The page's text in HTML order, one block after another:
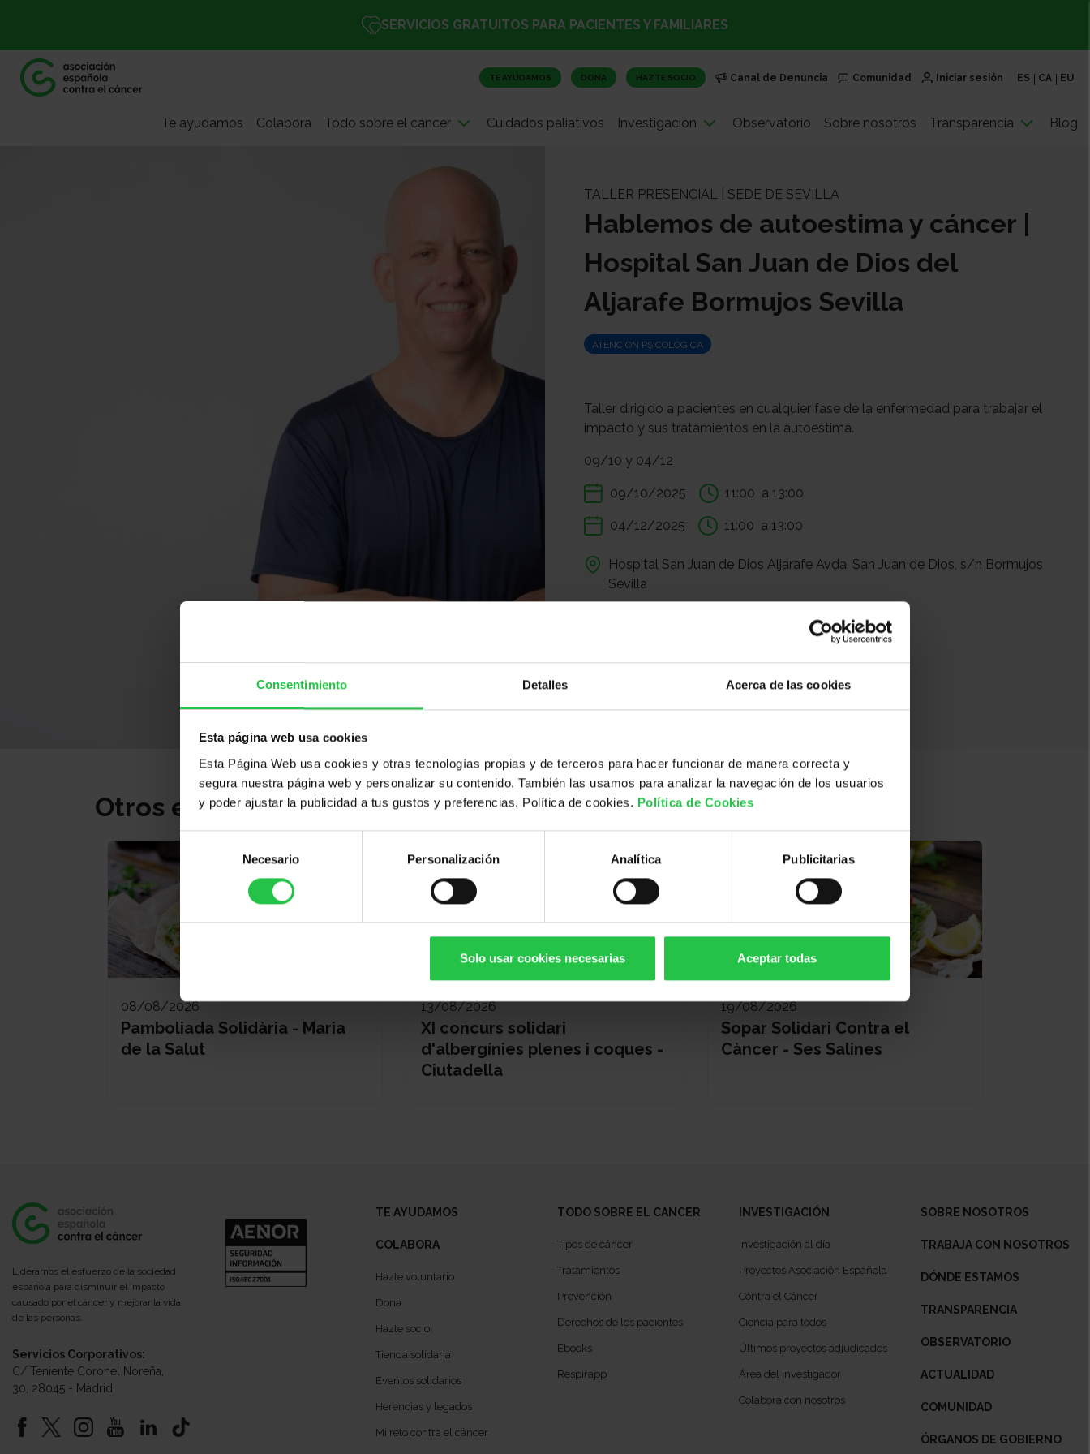
Consentimiento Detalles Acerca de las cookies
Esta página web usa cookies
Esta Página Web usa cookies y otras tecnologías propias y de terceros para hacer funcionar de manera correcta y
segura nuestra página web y personalizar su contenido. También las usamos para analizar la navegación de los usuarios
y poder ajustar la publicidad a tus gustos y preferencias. Política de cookies. Política de Cookies
Selección
consentimiento
Necesario Personalización Analítica Publicitarias
Solo usar cookies necesarias Aceptar todas
SERVICIOS GRATUITOS PARA PACIENTES Y FAMILIARES
TE AYUDAMOS DONA HAZTE SOCIO Canal de Denuncia Comunidad Iniciar sesión ES CA EU
Te ayudamos Colabora Todo sobre el cáncer Cuidados paliativos Investigación Observatorio Sobre nosotros Transparencia Blog
TALLER PRESENCIAL | SEDE DE SEVILLA
Hablemos de autoestima y cáncer |
Hospital San Juan de Dios del
Aljarafe Bormujos Sevilla
ATENCIÓN PSICOLÓGICA
Taller dirigido a pacientes en cualquier fase de la enfermedad para trabajar el
impacto y sus tratamientos en la autoestima.
09/10 y 04/12
09/10/2025 11:00 a 13:00
04/12/2025 11:00 a 13:00
Hospital San Juan de Dios Aljarafe Avda. San Juan de Dios, s/n Bormujos
Sevilla
+ Añadir a mi calendario
Otros eventos
08/08/2026
Pamboliada Solidària - Maria
de la Salut
13/08/2026
XI concurs solidari
d'albergínies plenes i coques -
Ciutadella
19/08/2026
Sopar Solidari Contra el
Càncer - Ses Salines
Lideramos el esfuerzo de la sociedad
española para disminuir el impacto
causado por el cáncer y mejorar la vida
de las personas.
Servicios Corporativos:
C/ Teniente Coronel Noreña,
30, 28045 - Madrid
TE AYUDAMOS
COLABORA
Hazte voluntario
Dona
Hazte socio
Tienda solidaria
Eventos solidarios
Herencias y legados
Mi reto contra el cáncer
TODO SOBRE EL CANCER
Tipos de cáncer
Tratamientos
Prevención
Derechos de los pacientes
Ebooks
Respirapp
INVESTIGACIÓN
Investigación al día
Proyectos Asociación Española
Contra el Cáncer
Ciencia para todos
Últimos proyectos adjudicados
Área del investigador
Colabora con nosotros
SOBRE NOSOTROS
TRABAJA CON NOSOTROS
DÓNDE ESTAMOS
TRANSPARENCIA
OBSERVATORIO
ACTUALIDAD
COMUNIDAD
ÓRGANOS DE GOBIERNO